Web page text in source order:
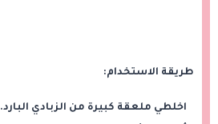
طريقة الاستخدام:
اخلطي ملعقة كبيرة من الزبادي البارد.